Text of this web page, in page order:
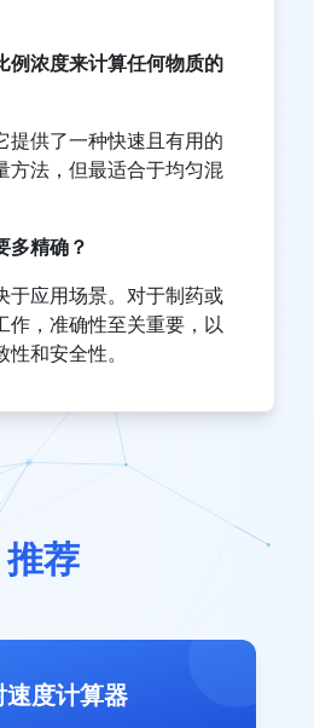
例浓度来计算任何物质的
提供了一种快速且有用的
方法，但最适合于均匀混
多精确？
于应用场景。对于制药或
作，准确性至关重要，以
性和安全性。
推荐
速度计算器